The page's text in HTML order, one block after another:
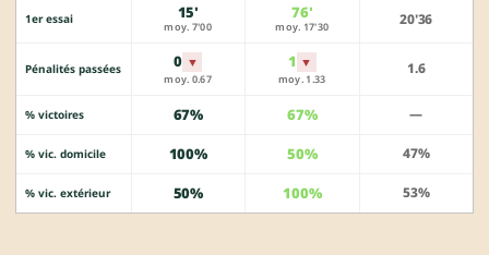
1er essai 15'
moy. 7'00
76'
moy. 17'30 20'36
Pénalités passées 0 ▼
moy. 0.67
1 ▼
moy. 1.33
1.6
% victoires 67% 67% —
% vic. domicile 100% 50% 47%
% vic. extérieur 50% 100% 53%